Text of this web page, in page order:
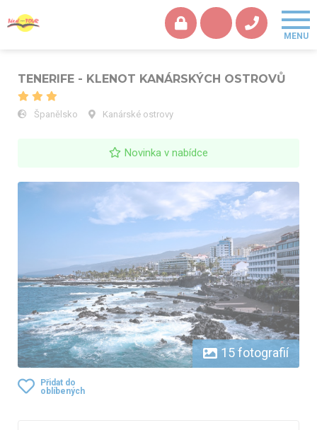
TENERIFE - KLENOT KANÁRSKÝCH OSTROVŮ
Španělsko Kanárské ostrovy
Novinka v nabídce
TENERIFE - KLENOT KANÁRSKÝCH OSTROVŮ - Puerto de la
15 fotografií
Přidat do
oblíbených